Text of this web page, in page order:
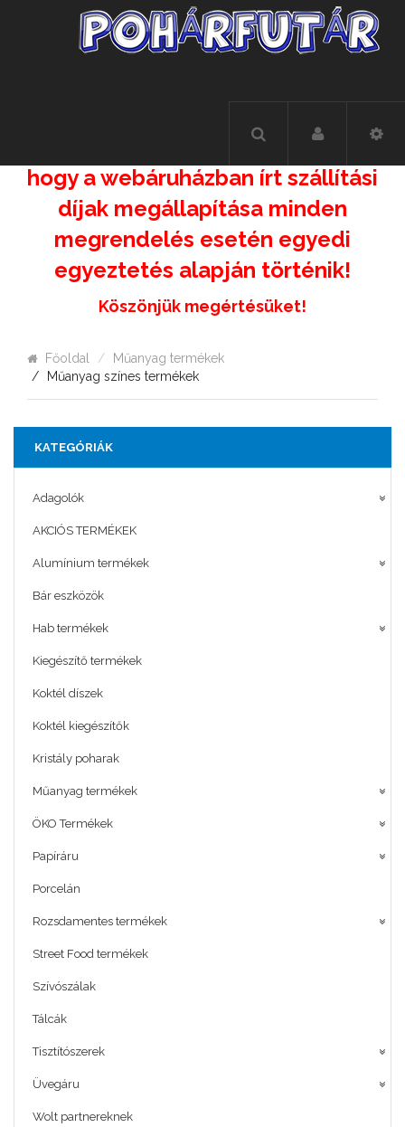
tekintettel, felhívjuk figyelmüket,
hogy a webáruházban írt szállítási
díjak megállapítása minden
megrendelés esetén egyedi
egyeztetés alapján történik!
Köszönjük megértésüket!
Főoldal
Műanyag termékek
Műanyag színes termékek
KATEGÓRIÁK
Adagolók
AKCIÓS TERMÉKEK
Alumínium termékek
Bár eszközök
Hab termékek
Kiegészítő termékek
Koktél díszek
Koktél kiegészítők
Kristály poharak
Műanyag termékek
ÖKO Termékek
Papíráru
Porcelán
Rozsdamentes termékek
Street Food termékek
Szívószálak
Tálcák
Tisztítószerek
Üvegáru
Wolt partnereknek